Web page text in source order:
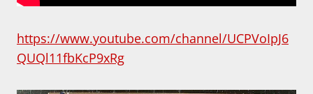
https://www.youtube.com/channel/UCPVoIpJ6
QUQl11fbKcP9xRg